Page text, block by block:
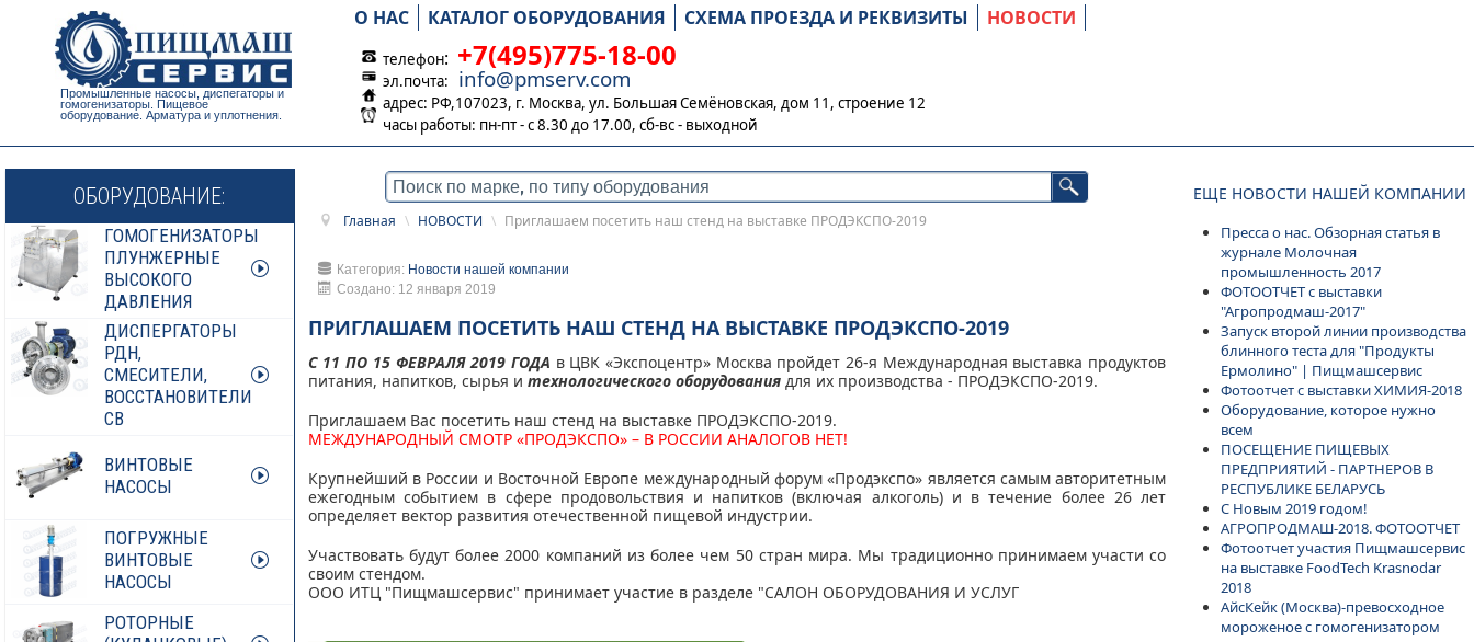
Промышленные насосы, диспегаторы и
гомогенизаторы. Пищевое
оборудование. Арматура и уплотнения.
О НАС КАТАЛОГ ОБОРУДОВАНИЯ СХЕМА ПРОЕЗДА И РЕКВИЗИТЫ НОВОСТИ
телефон: +7(495)775-18-00
эл.почта: info@pmserv.com
адрес: РФ,107023, г. Москва, ул. Большая Семёновская, дом 11, строение 12
часы работы: пн-пт - с 8.30 до 17.00, сб-вс - выходной
ОБОРУДОВАНИЕ:
ГОМОГЕНИЗАТОРЫ
ПЛУНЖЕРНЫЕ
ВЫСОКОГО
ДАВЛЕНИЯ
ДИСПЕРГАТОРЫ
РДН,
СМЕСИТЕЛИ,
ВОССТАНОВИТЕЛИ
СВ
ВИНТОВЫЕ
НАСОСЫ
ПОГРУЖНЫЕ
ВИНТОВЫЕ
НАСОСЫ
РОТОРНЫЕ
Главная \ НОВОСТИ \ Приглашаем посетить наш стенд на выставке ПРОДЭКСПО-2019
Категория: Новости нашей компании
Создано: 12 января 2019
ПРИГЛАШАЕМ ПОСЕТИТЬ НАШ СТЕНД НА ВЫСТАВКЕ ПРОДЭКСПО-2019
С 11 ПО 15 ФЕВРАЛЯ 2019 ГОДА в ЦВК «Экспоцентр» Москва пройдет 26-я Международная выставка продуктов
питания, напитков, сырья и технологического оборудованиядля их производства - ПРОДЭКСПО-2019.
Приглашаем Вас посетить наш стенд на выставке ПРОДЭКСПО-2019.
МЕЖДУНАРОДНЫЙ СМОТР «ПРОДЭКСПО» – В РОССИИ АНАЛОГОВ НЕТ!
Крупнейший в России и Восточной Европе международный форум «Продэкспо» является самым авторитетным
ежегодным событием в сфере продовольствия и напитков (включая алкоголь) и в течение более 26 лет
определяет вектор развития отечественной пищевой индустрии.
Участвовать будут более 2000 компаний из более чем 50 стран мира. Мы традиционно принимаем участи со
своим стендом.
ООО ИТЦ "Пищмашсервис" принимает участие в разделе "САЛОН ОБОРУДОВАНИЯ И УСЛУГ
ЕЩЕ НОВОСТИ НАШЕЙ КОМПАНИИ
Пресса о нас. Обзорная статья в
журнале Молочная
промышленность 2017
ФОТООТЧЕТ с выставки
"Агропродмаш-2017"
Запуск второй линии производства
блинного теста для "Продукты
Ермолино" | Пищмашсервис
Фотоотчет с выставки ХИМИЯ-2018
Оборудование, которое нужно
всем
ПОСЕЩЕНИЕ ПИЩЕВЫХ
ПРЕДПРИЯТИЙ - ПАРТНЕРОВ В
РЕСПУБЛИКЕ БЕЛАРУСЬ
С Новым 2019 годом!
АГРОПРОДМАШ-2018. ФОТООТЧЕТ
Фотоотчет участия Пищмашсервис
на выставке FoodTech Krasnodar
2018
АйсКейк (Москва)-превосходное
мороженое с гомогенизатором